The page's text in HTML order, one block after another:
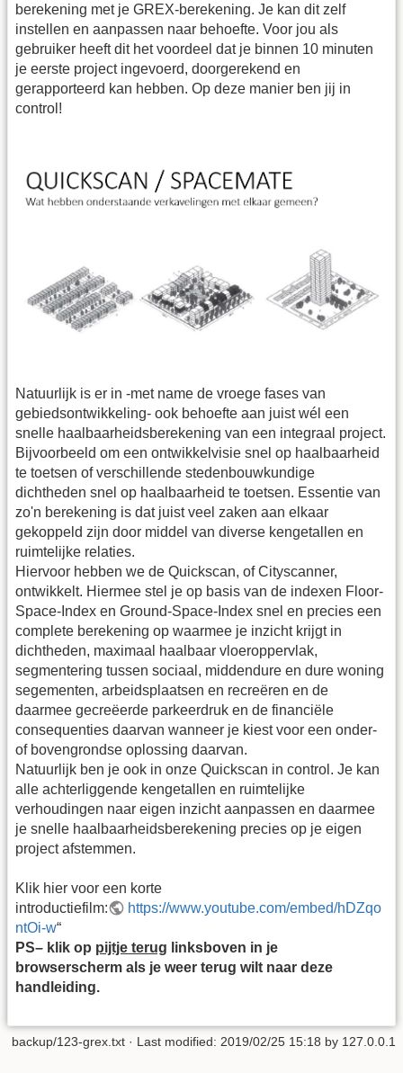
berekening met je GREX-berekening. Je kan dit zelf
instellen en aanpassen naar behoefte. Voor jou als
gebruiker heeft dit het voordeel dat je binnen 10 minuten
je eerste project ingevoerd, doorgerekend en
gerapporteerd kan hebben. Op deze manier ben jij in
control!
Natuurlijk is er in -met name de vroege fases van
gebiedsontwikkeling- ook behoefte aan juist wél een
snelle haalbaarheidsberekening van een integraal project.
Bijvoorbeeld om een ontwikkelvisie snel op haalbaarheid
te toetsen of verschillende stedenbouwkundige
dichtheden snel op haalbaarheid te toetsen. Essentie van
zo'n berekening is dat juist veel zaken aan elkaar
gekoppeld zijn door middel van diverse kengetallen en
ruimtelijke relaties.
Hiervoor hebben we de Quickscan, of Cityscanner,
ontwikkelt. Hiermee stel je op basis van de indexen Floor-
Space-Index en Ground-Space-Index snel en precies een
complete berekening op waarmee je inzicht krijgt in
dichtheden, maximaal haalbaar vloeroppervlak,
segmentering tussen sociaal, middendure en dure woning
segementen, arbeidsplaatsen en recreëren en de
daarmee gecreëerde parkeerdruk en de financiële
consequenties daarvan wanneer je kiest voor een onder-
of bovengrondse oplossing daarvan.
Natuurlijk ben je ook in onze Quickscan in control. Je kan
alle achterliggende kengetallen en ruimtelijke
verhoudingen naar eigen inzicht aanpassen en daarmee
je snelle haalbaarheidsberekening precies op je eigen
project afstemmen.
Klik hier voor een korte
introductiefilm:
https://www.youtube.com/embed/hDZqo
ntOi-w“
PS– klik op pijtje terug linksboven in je
browserscherm als je weer terug wilt naar deze
handleiding.
backup/123-grex.txt · Last modified: 2019/02/25 15:18 by 127.0.0.1